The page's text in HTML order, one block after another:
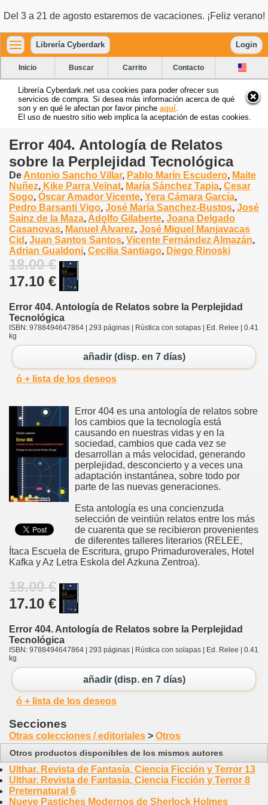
Del 3 a 21 de agosto estaremos de vacaciones. ¡Feliz verano!
Librería Cyberdark Login
Inicio Buscar Carrito Contacto
Librería Cyberdark.net usa cookies para poder ofrecer sus
servicios de compra. Si desea más información acerca de qué
son y en qué le afectan por favor pinche aquí
El uso de nuestro sitio web implica la aceptación de estas cookies.
Error 404. Antología de Relatos
sobre la Perplejidad Tecnológica
De Antonio Sancho Villar, Pablo Marín Escudero, Maite
Nuñez, Kike Parra Veïnat, María Sánchez Tapia, Cesar
Sogo, Óscar Amador Vicente, Yera Cámara García,
Pedro Barsanti Vigo, José María Sanchez-Bustos, José
Sainz de la Maza, Adolfo Gilaberte, Joana Delgado
Casanovas, Manuel Álvarez, José Miguel Manjavacas
Cid , Juan Santos Santos, Vicente Fernández Almazán,
Adrian Gualdoni, Cecilia Santiago, Diego Rinoski
18.00 €
17.10 €
Error 404. Antología de Relatos sobre la Perplejidad
Tecnológica
ISBN: 9788494647864 | 293 páginas | Rústica con solapas | Ed. Relee | 0.41
kg
añadir (disp. en 7 días)
ó + lista de los deseos
Error 404 es una antología de relatos sobre
los cambios que la tecnología está
causando en nuestras vidas y en la
sociedad, cambios que cada vez se
desarrollan a más velocidad, generando
perplejidad, desconcierto y a veces una
adaptación instantánea, sobre todo por
parte de las nuevas generaciones.
Esta antología es una concienzuda
selección de veintiún relatos entre los más
de cuarenta que se recibieron provenientes
de diferentes talleres literarios (RELEE,
Ítaca Escuela de Escritura, grupo Primaduroverales, Hotel
Kafka y Az Letra Eskola del Azkuna Zentroa).
18.00 €
17.10 €
Error 404. Antología de Relatos sobre la Perplejidad
Tecnológica
ISBN: 9788494647864 | 293 páginas | Rústica con solapas | Ed. Relee | 0.41
kg
añadir (disp. en 7 días)
ó + lista de los deseos
Secciones
Otras colecciones / editoriales > Otros
Otros productos disponibles de los mismos autores
Ulthar. Revista de Fantasía, Ciencia Ficción y Terror 13
Ulthar. Revista de Fantasía, Ciencia Ficción y Terror 8
Preternatural 6
Nueve Pastiches Modernos de Sherlock Holmes